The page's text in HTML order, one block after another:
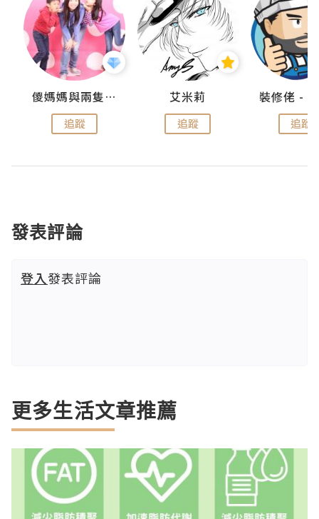
儍媽媽與兩隻小魔怪之家
追蹤
艾米莉
追蹤 追蹤
發表評論
登入發表評論
更多生活文章推薦